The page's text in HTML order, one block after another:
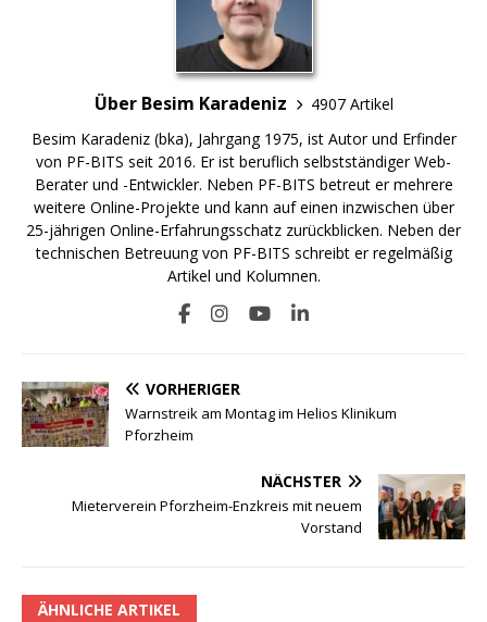
Über Besim Karadeniz
4907 Artikel
Besim Karadeniz (bka), Jahrgang 1975, ist Autor und Erfinder
von PF-BITS seit 2016. Er ist beruflich selbstständiger Web-
Berater und -Entwickler. Neben PF-BITS betreut er mehrere
weitere Online-Projekte und kann auf einen inzwischen über
25-jährigen Online-Erfahrungsschatz zurückblicken. Neben der
technischen Betreuung von PF-BITS schreibt er regelmäßig
Artikel und Kolumnen.
VORHERIGER
Warnstreik am Montag im Helios Klinikum
Pforzheim
NÄCHSTER
Mieterverein Pforzheim-Enzkreis mit neuem
Vorstand
ÄHNLICHE ARTIKEL